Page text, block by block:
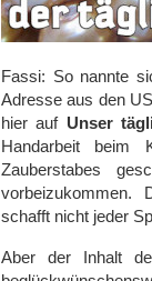
Fassi: So nannte
Adresse aus den
hier auf Unser
Handarbeit beim
Zauberstabes
vorbeizukommen.
schafft nicht jeder
Aber der Inhalt